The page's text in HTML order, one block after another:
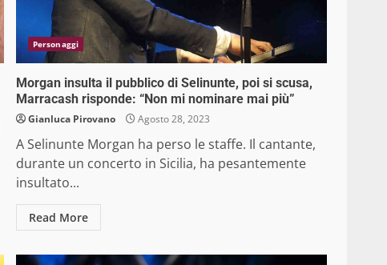
Personaggi
Morgan insulta il pubblico di Selinunte, poi si scusa,
Marracash risponde: “Non mi nominare mai più”
Gianluca Pirovano Agosto 28, 2023
A Selinunte Morgan ha perso le staffe. Il cantante,
durante un concerto in Sicilia, ha pesantemente
insultato...
Read More